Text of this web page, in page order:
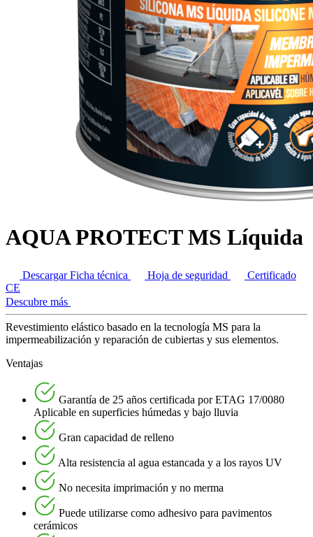
AQUA PROTECT MS Líquida
Descargar Ficha técnica Hoja de seguridad
Certificado
CE
Descubre más
Revestimiento elástico basado en la tecnología MS para la
impermeabilización y reparación de cubiertas y sus elementos.
Ventajas
Garantía de 25 años certificada por ETAG 17/0080
Aplicable en superficies húmedas y bajo lluvia
Gran capacidad de relleno
Alta resistencia al agua estancada y a los rayos UV
No necesita imprimación y no merma
Puede utilizarse como adhesivo para pavimentos
cerámicos